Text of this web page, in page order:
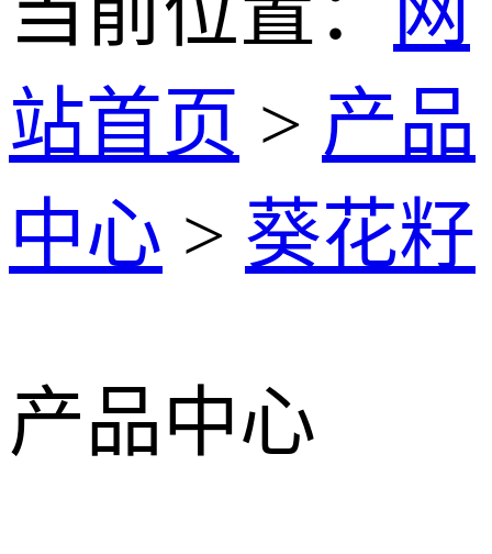
站首页 > 产品
中心 > 葵花籽
产品中心